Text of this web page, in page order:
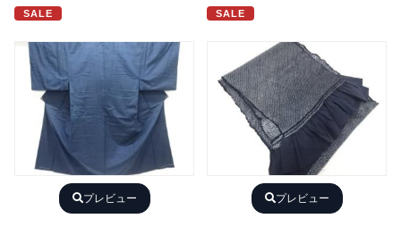
SALE
プレビュー
SALE
プレビュー